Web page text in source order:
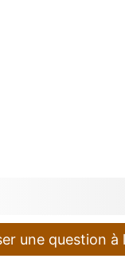
une question à